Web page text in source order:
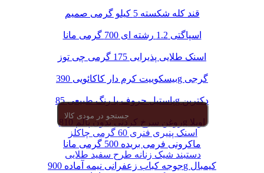
اسنک پنیری فنری 60 گرمی چاکلز
دستبند شیک زنانه طرح سفید طلایی
قند کله شکسته 5 کیلو گرمی صمیم
اسپاگتی 1.2 رشته ای 700 گرمی مانا
اسنک طلایی پذیرایی 175 گرمی چی توز
بیسکوییت کرم دار کاکائویی 390g گرجی
پاستیل حروف با رنگ طبیعی 85g دکتربن
روغن سرخ کردنی بدون پالم 810g اویلا
ماکرونی فرمی بریده 500 گرمی مانا
جوجه کباب زعفرانی نیمه آماده 900g کیمبال